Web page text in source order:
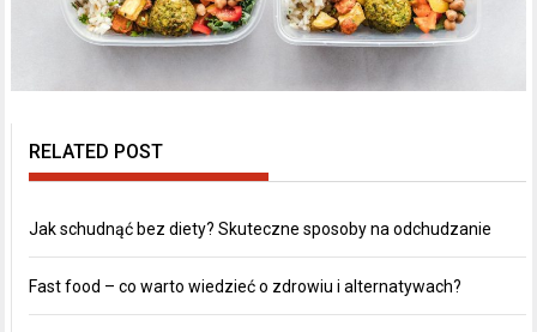
RELATED POST
Jak schudnąć bez diety? Skuteczne sposoby na odchudzanie
Fast food – co warto wiedzieć o zdrowiu i alternatywach?